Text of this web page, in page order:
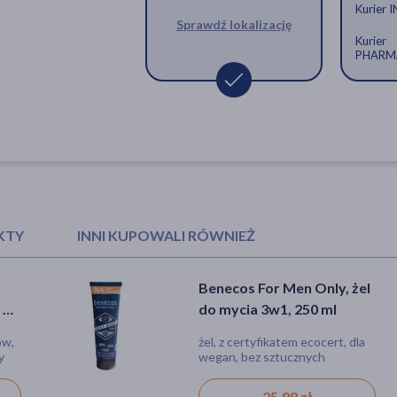
Sprawdź lokalizację
Kurier
Kurier
INNI KUPOWALI RÓWNIEŻ
Mydlarnia 4 Szpaki,
naturalny dezodorant w
werbena, bez dodatku
nieprzyjemny zapach, potliwość,
produkt naturalny
Benecos For Men Only, żel
do mycia 3w1, 250 ml
żel, z certyfikatem ecocert, dla
wegan, bez sztucznych